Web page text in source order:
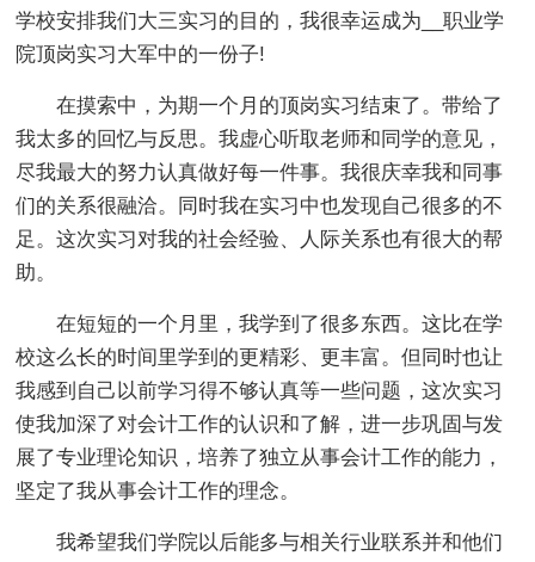
学校安排我们大三实习的目的，我很幸运成为__职业学
院顶岗实习大军中的一份子!
在摸索中，为期一个月的顶岗实习结束了。带给了
我太多的回忆与反思。我虚心听取老师和同学的意见，
尽我最大的努力认真做好每一件事。我很庆幸我和同事
们的关系很融洽。同时我在实习中也发现自己很多的不
足。这次实习对我的社会经验、人际关系也有很大的帮
助。
在短短的一个月里，我学到了很多东西。这比在学
校这么长的时间里学到的更精彩、更丰富。但同时也让
我感到自己以前学习得不够认真等一些问题，这次实习
使我加深了对会计工作的认识和了解，进一步巩固与发
展了专业理论知识，培养了独立从事会计工作的能力，
坚定了我从事会计工作的理念。
我希望我们学院以后能多与相关行业联系并和他们